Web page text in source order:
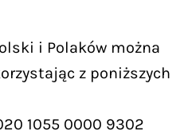
i Polaków można
z poniższych
1055 0000 9302